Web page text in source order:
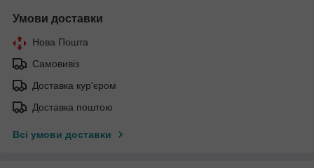
Умови доставки
Нова Пошта
Самовивіз
Доставка кур'єром
Доставка поштою
Всі умови доставки